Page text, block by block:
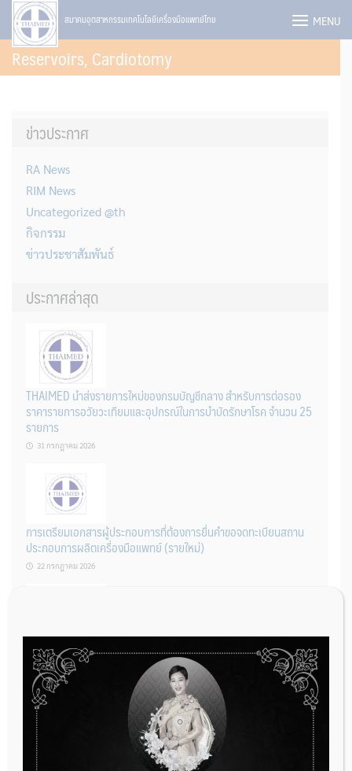
Skip
content
สมาคมอุตสาหกรรมเทคโนโลยีเครื่องมือแพทย์ไทย MENU
Reservoirs, Cardiotomy
ข่าวประกาศ
RA News
RIM News
Uncategorized @th
กิจกรรม
ข่าวประชาสัมพันธ์
ประกาศล่าสุด
THAIMED นำส่งรายการใหม่ของกรมบัญชีกลาง สำหรับการต่อรอง
ราคารายการอวัยวะเทียมและอุปกรณ์ในการบำบัดรักษาโรค จำนวน 25
รายการ
31 กรกฎาคม 2026
การเตรียมเอกสารผู้ประกอบการที่ต้องการยื่นคำขอจดทะเบียนสถาน
ประกอบการผลิตเครื่องมือแพทย์ (รายใหม่)
22 กรกฎาคม 2026
ผู้ประกอบการผลิต และ นักวิจัย ที่ต้องการขึ้นทะเบียนเครื่องมือแพทย์
ต้องทำอย่างไรบ้าง
22 กรกฎาคม 2026